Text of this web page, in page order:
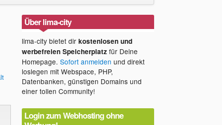
Über lima-city
lima-city bietet dir kostenlosen und
werbefreien Speicherplatzfür Deine
Homepage. Sofort anmelden und direkt
loslegen mit Webspace, PHP,
Datenbanken, günstigen Domains und
einer tollen Community!
Login zum Webhosting ohne